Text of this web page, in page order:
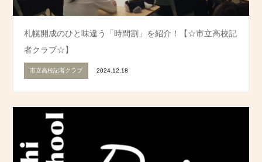
札幌開成のひと味違う「時間割」を紹介！【☆市立高校記
者クラブ☆】
市立高校記者クラブ 2024.12.18